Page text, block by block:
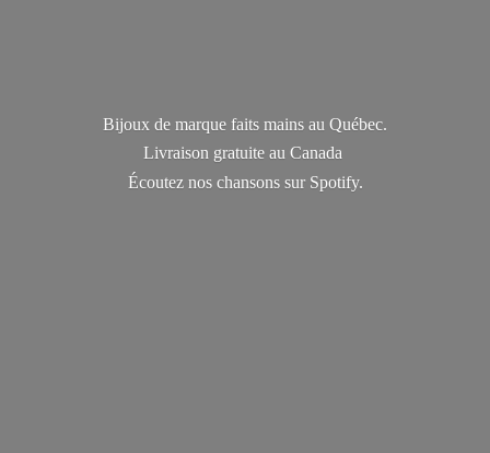
Bijoux de marque faits mains au Québec.
Livraison gratuite au Canada
Écoutez nos chansons sur Spotify.